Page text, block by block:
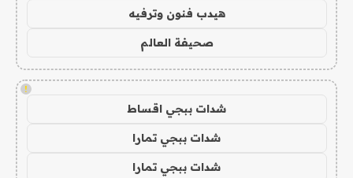
هيدب فنون وترفيه
صحيفة العالم
!
شدات ببجي اقساط
شدات ببجي تمارا
شدات ببجي تمارا